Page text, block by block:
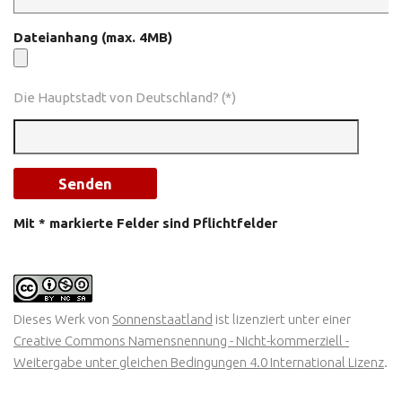
Dateianhang (max. 4MB)
Die Hauptstadt von Deutschland? (*)
Mit * markierte Felder sind Pflichtfelder
Dieses Werk von Sonnenstaatland ist lizenziert unter einer
Creative Commons Namensnennung - Nicht-kommerziell -
Weitergabe unter gleichen Bedingungen 4.0 International Lizenz.